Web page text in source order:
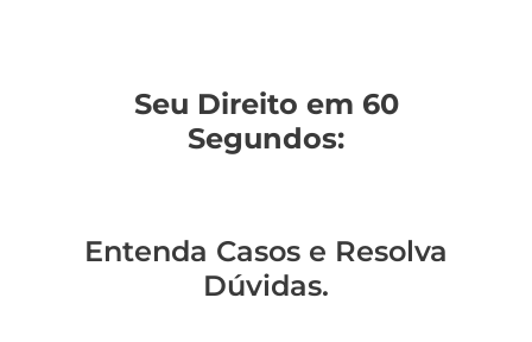
Seu Direito em 60
Segundos:
Entenda Casos e Resolva
Dúvidas.